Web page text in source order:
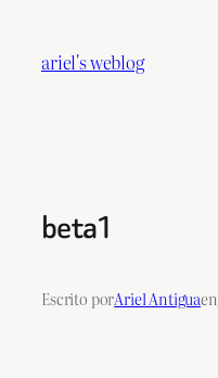
contenido
ariel's weblog
beta1
Escrito porAriel Antiguaen